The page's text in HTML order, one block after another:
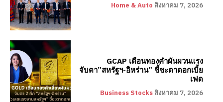
Home & Auto สิงหาคม 7, 2026
GCAP เตือนทองคำผันผวนแรง
จับตา”สหรัฐฯ-อิหร่าน” ชี้ชะตาดอกเบี้ย
เฟด
Business Stocks สิงหาคม 7, 2026